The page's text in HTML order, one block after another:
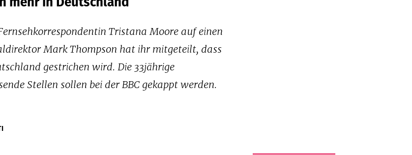
Tristana Moore auf einen
Mark Thompson hat ihr mitgeteilt, dass
gestrichen wird. Die 33jährige
Stellen sollen bei der BBC gekappt werden.